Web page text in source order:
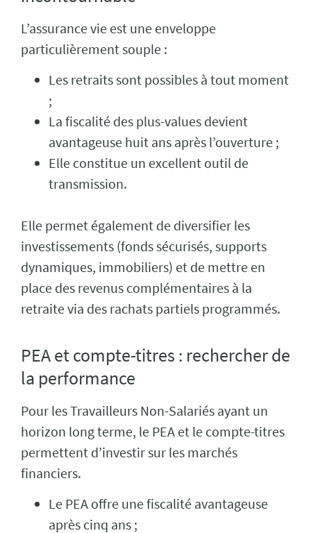
L’assurance vie est une enveloppe
particulièrement souple :
Les retraits sont possibles à tout moment
;
La fiscalité des plus-values devient
avantageuse huit ans après l’ouverture ;
Elle constitue un excellent outil de
transmission.
Elle permet également de diversifier les
investissements (fonds sécurisés, supports
dynamiques, immobiliers) et de mettre en
place des revenus complémentaires à la
retraite via des rachats partiels programmés.
PEA et compte-titres : rechercher de
la performance
Pour les Travailleurs Non-Salariés ayant un
horizon long terme, le PEA et le compte-titres
permettent d’investir sur les marchés
financiers.
Le PEA offre une fiscalité avantageuse
après cinq ans ;